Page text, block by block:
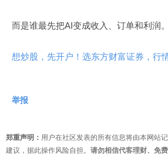
而是谁最先把AI变成收入、订单和利润。
想炒股，先开户！选东方财富证券，行
举报
郑重声明： 用户在社区发表的所有信息将由本网站
建议，据此操作风险自担。 请勿相信代客理财、免